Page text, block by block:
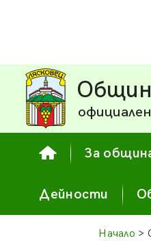
За
Дейности
Начало >